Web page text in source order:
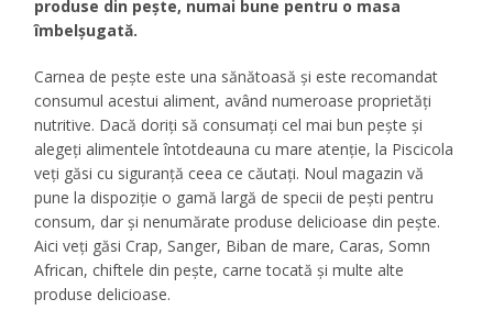
produse din pește, numai bune pentru o masa
îmbelșugată.
Carnea de pește este una sănătoasă și este recomandat
consumul acestui aliment, având numeroase proprietăți
nutritive. Dacă doriți să consumați cel mai bun pește și
alegeți alimentele întotdeauna cu mare atenție, la Piscicola
veți găsi cu siguranță ceea ce căutați. Noul magazin vă
pune la dispoziție o gamă largă de specii de pești pentru
consum, dar și nenumărate produse delicioase din pește.
Aici veți găsi Crap, Sanger, Biban de mare, Caras, Somn
African, chiftele din pește, carne tocată și multe alte
produse delicioase.